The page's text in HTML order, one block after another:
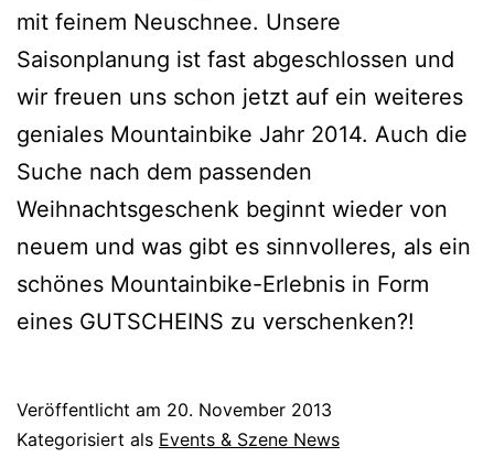
mit feinem Neuschnee. Unsere
Saisonplanung ist fast abgeschlossen und
wir freuen uns schon jetzt auf ein weiteres
geniales Mountainbike Jahr 2014. Auch die
Suche nach dem passenden
Weihnachtsgeschenk beginnt wieder von
neuem und was gibt es sinnvolleres, als ein
schönes Mountainbike-Erlebnis in Form
eines GUTSCHEINS zu verschenken?!
Veröffentlicht am 20. November 2013
Kategorisiert als Events & Szene News